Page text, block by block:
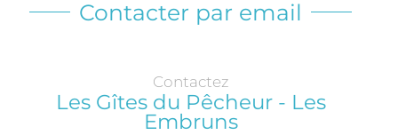
Contacter par email
Contactez
Les Gîtes du Pêcheur - Les
Embruns